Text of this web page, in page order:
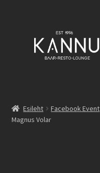
navigeerimisele
Broneeringud
Esileht Facebook Event
Magnus Volar